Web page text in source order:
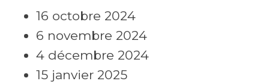
16 octobre 2024
6 novembre 2024
4 décembre 2024
15 janvier 2025